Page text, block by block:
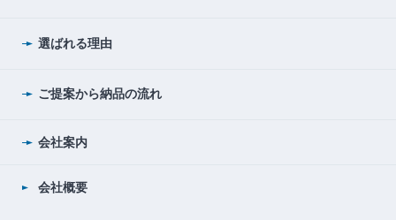
選ばれる理由
ご提案から納品の流れ
会社案内
会社概要